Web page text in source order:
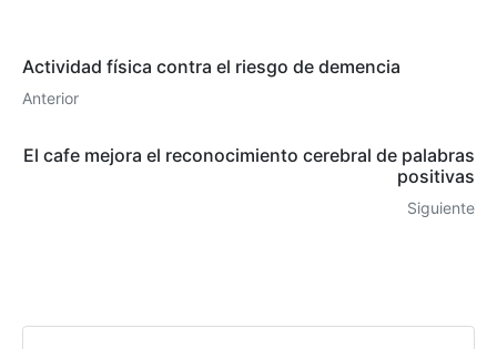
Actividad física contra el riesgo de demencia
Anterior
El cafe mejora el reconocimiento cerebral de palabras
positivas
Siguiente